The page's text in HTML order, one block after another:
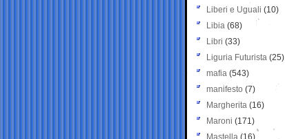
Liberi e Uguali (10)
Libia (68)
Libri (33)
Liguria Futurista (25)
mafia (543)
manifesto (7)
Margherita (16)
Maroni (171)
Mastella (16)